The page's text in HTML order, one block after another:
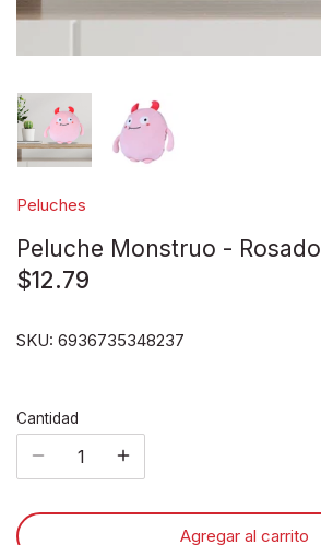
Peluches
Peluche Monstruo - Rosado
$12.79
SKU: 6936735348237
Cantidad
Agregar al carrito
Disney Animals
Blind boxes